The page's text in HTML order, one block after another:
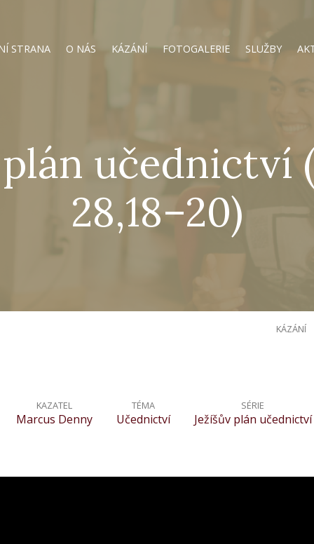
STRANA O NÁS KÁZÁNÍ FOTOGALERIE SLUŽBY
učednictví
28,18–20)
KÁZÁNÍ
KAZATEL
Marcus Denny
TÉMA
Učednictví
SÉRIE
Ježíšův plán učednictví